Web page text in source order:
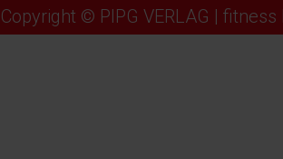
Copyright © PIPG VERLAG |